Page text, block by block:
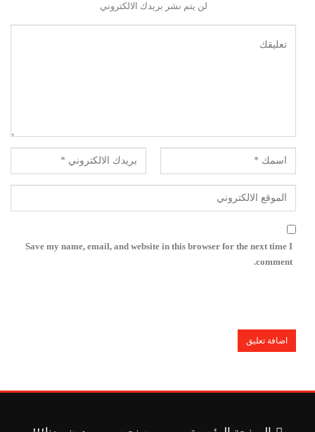
لن يتم نشر بريدك الالكتروني
Save my name, email, and website in this browser for the next time I
comment.